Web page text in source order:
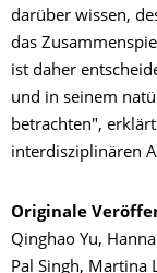
darüber wissen,
das
ist daher
und in seinem
betrachten",
interdisziplinären
Originale
Qinghao Yu,
Pal Singh, Martina